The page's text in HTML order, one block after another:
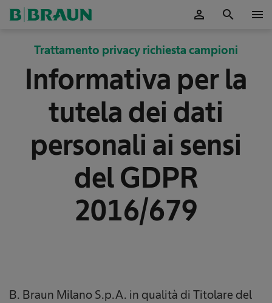
person search menu
Trattamento privacy richiesta campioni
Informativa per la
tutela dei dati
personali ai sensi
del GDPR
2016/679
B. Braun Milano S.p.A. in qualità di Titolare del